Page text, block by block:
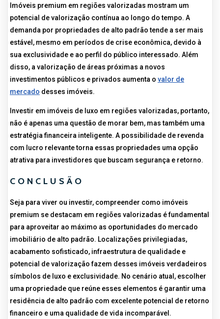
Imóveis premium em regiões valorizadas mostram um
potencial de valorização contínua ao longo do tempo. A
demanda por propriedades de alto padrão tende a ser mais
estável, mesmo em períodos de crise econômica, devido à
sua exclusividade e ao perfil do público interessado. Além
disso, a valorização de áreas próximas a novos
investimentos públicos e privados aumenta o valor de
mercado desses imóveis.
Investir em imóveis de luxo em regiões valorizadas, portanto,
não é apenas uma questão de morar bem, mas também uma
estratégia financeira inteligente. A possibilidade de revenda
com lucro relevante torna essas propriedades uma opção
atrativa para investidores que buscam segurança e retorno.
CONCLUSÃO
Seja para viver ou investir, compreender como imóveis
premium se destacam em regiões valorizadas é fundamental
para aproveitar ao máximo as oportunidades do mercado
imobiliário de alto padrão. Localizações privilegiadas,
acabamento sofisticado, infraestrutura de qualidade e
potencial de valorização fazem desses imóveis verdadeiros
símbolos de luxo e exclusividade. No cenário atual, escolher
uma propriedade que reúne esses elementos é garantir uma
residência de alto padrão com excelente potencial de retorno
financeiro e uma qualidade de vida incomparável.